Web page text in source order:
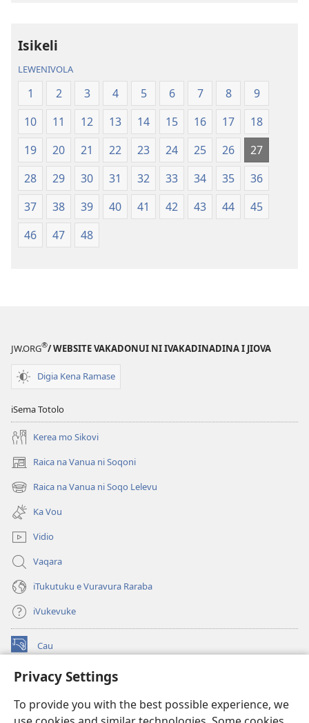
Privacy Settings
To provide you with the best possible experience, we
Vuravura
Vou
Isikeli
LEWENIVOLA
1 2 3 4 5 6 7 8
9
10
11 12 13 14 15 16 17
18
19
20 21 22 23 24 25 26
27
28
29 30 31 32 33 34 35
36
37
38 39 40 41 42 43 44
45
46
47 48
JW.ORG®/ WEBSITE VAKADONUI NI IVAKADINADINA I JIOVA
Digia Kena Ramase
iSema Totolo
Kerea mo Sikovi
Raica na Vanua ni Soqoni
(opens
new
window)
Raica na Vanua ni Soqo Lelevu
(opens
new
window)
Ka Vou
Vidio
Vaqara
iTukutuku e Vuravura Raraba
iVukevuke
Cau
(opens
window)Watchtower LAIBRI ENA INTERNET™
new
window)JW Hub ®